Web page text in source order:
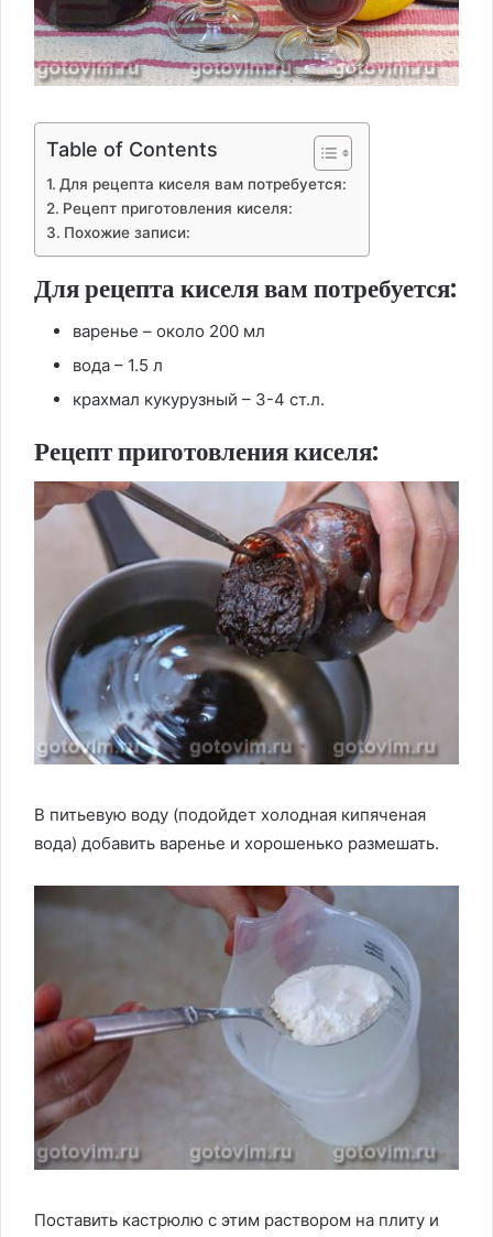
Table of Contents
Для рецепта киселя вам потребуется:
Рецепт приготовления киселя:
Похожие записи:
Для рецепта киселя вам потребуется:
варенье – около 200 мл
вода – 1.5 л
крахмал кукурузный – 3-4 ст.л.
Рецепт приготовления киселя:
В питьевую воду (подойдет холодная кипяченая
вода) добавить варенье и хорошенько размешать.
Поставить кастрюлю с этим раствором на плиту и